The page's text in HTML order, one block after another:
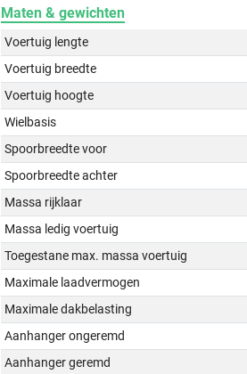
Maten & gewichten
Voertuig lengte
Voertuig breedte
Voertuig hoogte
Wielbasis
Spoorbreedte voor
Spoorbreedte achter
Massa rijklaar
Massa ledig voertuig
Toegestane max. massa voertuig
Maximale laadvermogen
Maximale dakbelasting
Aanhanger ongeremd
Aanhanger geremd